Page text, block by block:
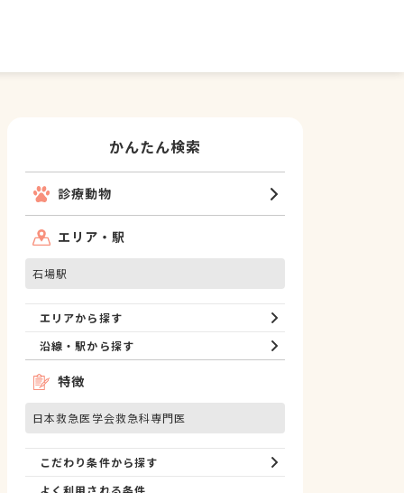
かんたん検索
診療動物
エリア・駅
石場駅
エリアから探す
沿線・駅から探す
特徴
日本救急医学会救急科専門医
こだわり条件から探す
よく利用される条件